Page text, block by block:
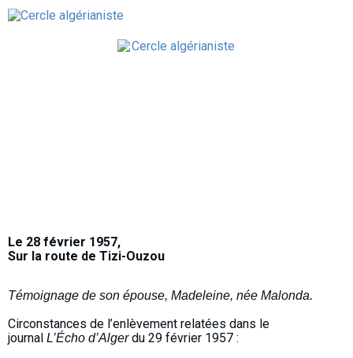
Le 28 février 1957,
Sur la route de Tizi-Ouzou
Témoignage de son épouse, Madeleine, née Malonda.
Circonstances de l’enlèvement relatées dans le
journal L’Écho d’Algerdu 29 février 1957 :